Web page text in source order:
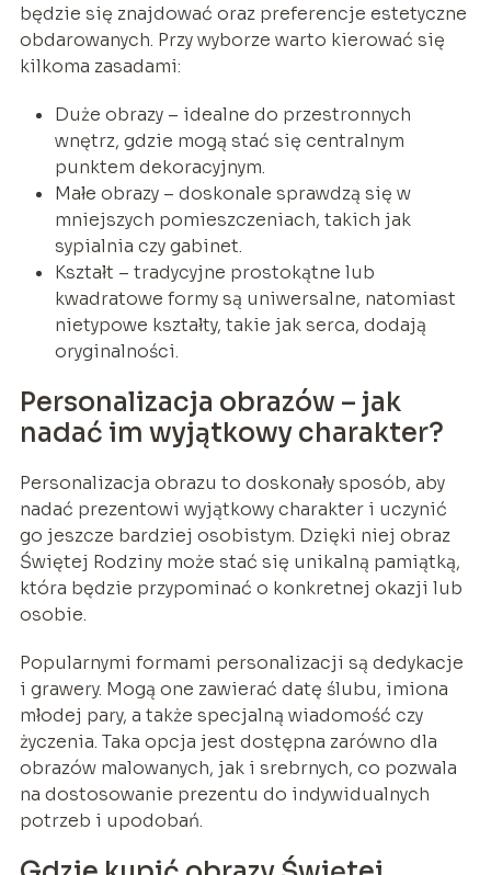
będzie się znajdować oraz preferencje estetyczne
obdarowanych. Przy wyborze warto kierować się
kilkoma zasadami:
Duże obrazy – idealne do przestronnych
wnętrz, gdzie mogą stać się centralnym
punktem dekoracyjnym.
Małe obrazy – doskonale sprawdzą się w
mniejszych pomieszczeniach, takich jak
sypialnia czy gabinet.
Kształt – tradycyjne prostokątne lub
kwadratowe formy są uniwersalne, natomiast
nietypowe kształty, takie jak serca, dodają
oryginalności.
Personalizacja obrazów – jak
nadać im wyjątkowy charakter?
Personalizacja obrazu to doskonały sposób, aby
nadać prezentowi wyjątkowy charakter i uczynić
go jeszcze bardziej osobistym. Dzięki niej obraz
Świętej Rodziny może stać się unikalną pamiątką,
która będzie przypominać o konkretnej okazji lub
osobie.
Popularnymi formami personalizacji są dedykacje
i grawery. Mogą one zawierać datę ślubu, imiona
młodej pary, a także specjalną wiadomość czy
życzenia. Taka opcja jest dostępna zarówno dla
obrazów malowanych, jak i srebrnych, co pozwala
na dostosowanie prezentu do indywidualnych
potrzeb i upodobań.